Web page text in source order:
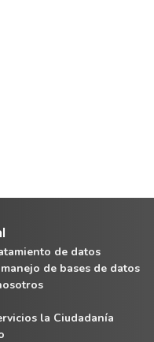
de datos
de bases de datos
la Ciudadanía